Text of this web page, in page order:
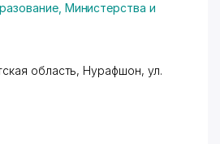
, Министерства и
область, Нурафшон, ул.